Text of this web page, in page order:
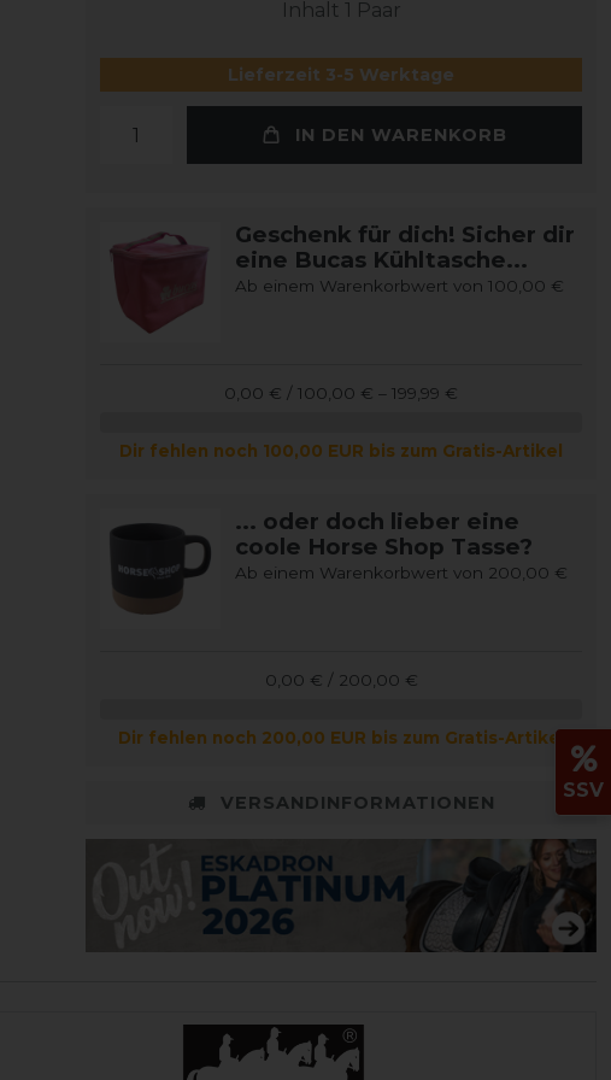
Inhalt 1 Paar
Lieferzeit 3-5 Werktage
IN DEN WARENKORB
Geschenk für dich! Sicher dir
eine Bucas Kühltasche...
Ab einem Warenkorbwert von 100,00 €
0,00 € / 100,00 € – 199,99 €
Dir fehlen noch 100,00 EUR bis zum Gratis-Artikel
... oder doch lieber eine
coole Horse Shop Tasse?
Ab einem Warenkorbwert von 200,00 €
0,00 € / 200,00 €
Dir fehlen noch 200,00 EUR bis zum Gratis-Artikel
VERSANDINFORMATIONEN
SSV